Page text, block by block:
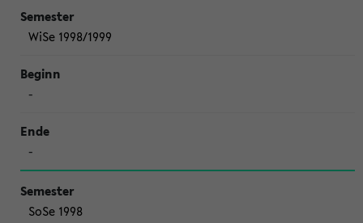
WiSe 1998/1999
-
-
SoSe 1998